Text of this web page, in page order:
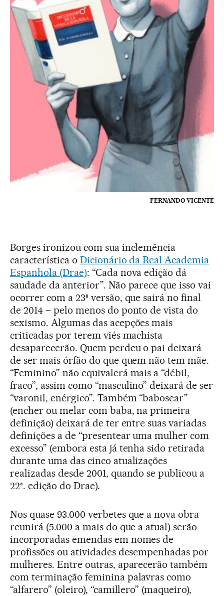
FERNANDO VICENTE
Borges ironizou com sua inclemência
característica o Dicionário da Real Academia
Espanhola (Drae): “Cada nova edição dá
saudade da anterior”. Não parece que isso vai
ocorrer com a 23ª versão, que sairá no final
de 2014 – pelo menos do ponto de vista do
sexismo. Algumas das acepções mais
criticadas por terem viés machista
desaparecerão. Quem perdeu o pai deixará
de ser mais órfão do que quem não tem mãe.
“Feminino” não equivalerá mais a “débil,
fraco”, assim como “masculino” deixará de ser
“varonil, enérgico”. Também “babosear”
(encher ou melar com baba, na primeira
definição) deixará de ter entre suas variadas
definições a de “presentear uma mulher com
excesso” (embora esta já tenha sido retirada
durante uma das cinco atualizações
realizadas desde 2001, quando se publicou a
22ª. edição do Drae).
Nos quase 93.000 verbetes que a nova obra
reunirá (5.000 a mais do que a atual) serão
incorporadas emendas em nomes de
profissões ou atividades desempenhadas por
mulheres. Entre outras, aparecerão também
com terminação feminina palavras como
“alfarero” (oleiro), “camillero” (maqueiro),